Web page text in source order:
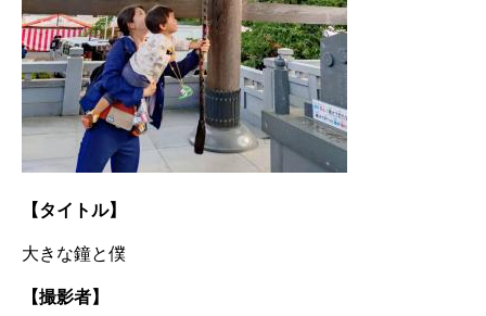
【タイトル】
大きな鐘と僕
【撮影者】